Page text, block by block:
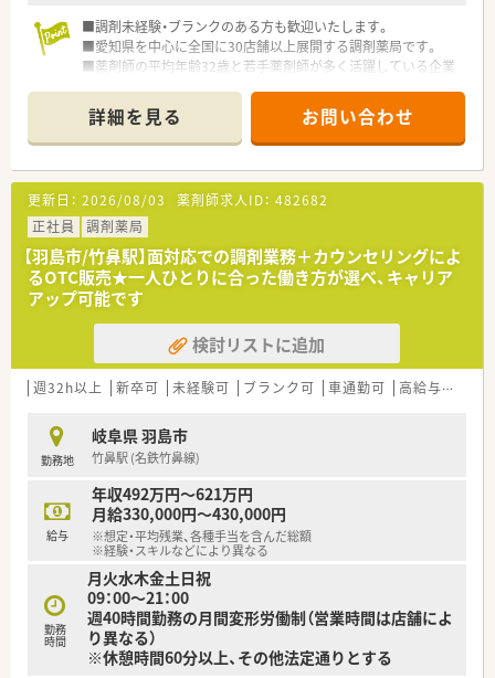
■調剤未経験・ブランクのある方も歓迎いたします。
■愛知県を中心に全国に30店舗以上展開する調剤薬局です。
■薬剤師の平均年齢32歳と若手薬剤師が多く活躍している企業
■定着率が非常に高く薬剤師が働きやすい環境が整っておりま
す。
詳細を見る お問い合わせ
更新日： 2026/08/03 薬剤師求人ID： 482682
正社員
調剤薬局
【羽島市/竹鼻駅】面対応での調剤業務＋カウンセリングによ
るOTC販売★一人ひとりに合った働き方が選べ、キャリア
アップ可能です
検討リストに追加
週32h以上 新卒可 未経験可 ブランク可 車通勤可 高給与(600万円以上)
勤務地
岐阜県 羽島市
竹鼻駅 (名鉄竹鼻線)
給与
年収492万円～621万円
月給330,000円～430,000円
※想定・平均残業、各種手当を含んだ総額
※経験・スキルなどにより異なる
勤務
時間
月火水木金土日祝
09：00～21：00
週40時間勤務の月間変形労働制（営業時間は店舗によ
り異なる）
※休憩時間60分以上、その他法定通りとする